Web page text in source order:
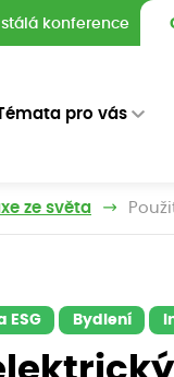
konference
pro vás
ze světa
ESG Bydlení